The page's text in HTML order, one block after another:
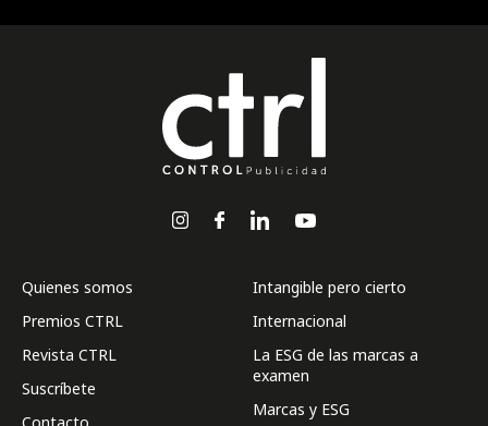
Quienes somos
Premios CTRL
Revista CTRL
Suscríbete
Intangible pero cierto
Internacional
La ESG de las marcas a
examen
Marcas y ESG